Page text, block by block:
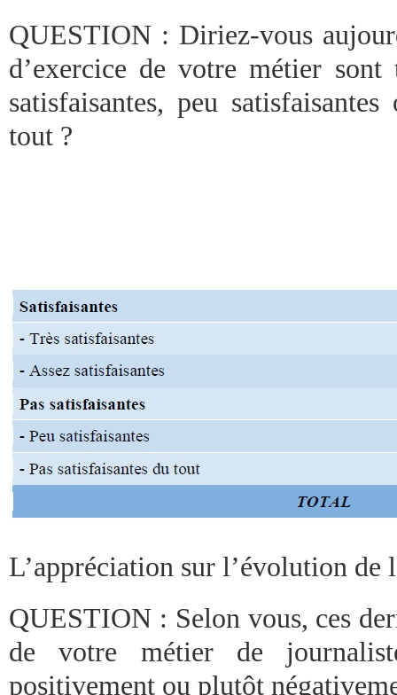
QUESTION : Diriez-vous
d’exercice de votre métier sont
satisfaisantes, peu
tout ?
L’appréciation sur l’évolution de
QUESTION : Selon vous, ces
de votre métier de
positivement ou plutôt